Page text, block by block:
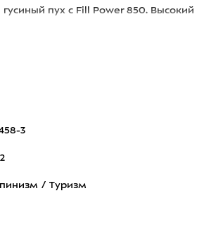
пух с Fill Power 850. Высокий
3
/ Туризм